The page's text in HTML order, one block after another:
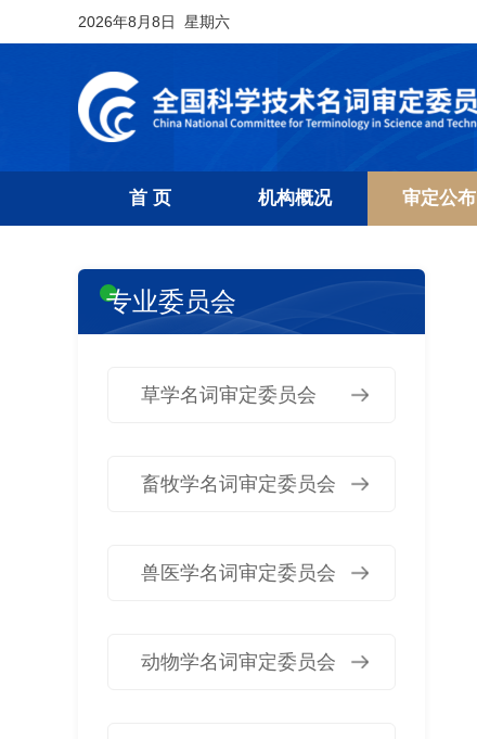
2026年8月8日 星期六
首 页 机构概况 审定公布
专业委员会
草学名词审定委员会
畜牧学名词审定委员会
兽医学名词审定委员会
动物学名词审定委员会